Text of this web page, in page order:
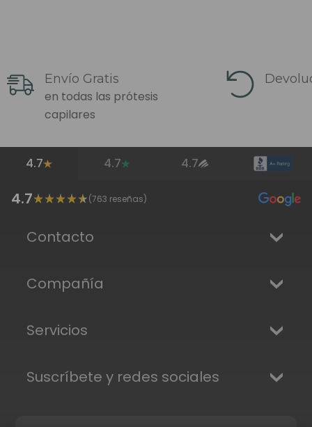
Envío Gratis
en todas las prótesis
capilares
4.7 4.7 4.7
4.7 (763 reseñas)
Contacto
Compañía
Servicios
Suscríbete y redes sociales